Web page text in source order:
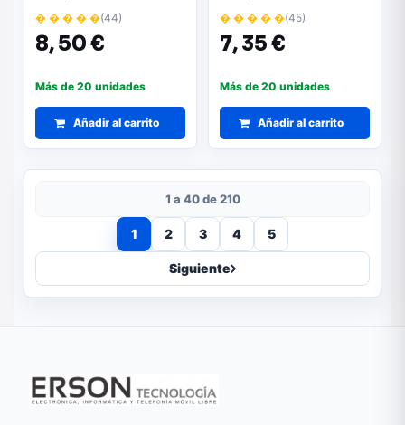
� � � � �(44)
8,50 €
Más de 20 unidades
Añadir al carrito
� � � � �(45)
7,35 €
Más de 20 unidades
Añadir al carrito
1 a 40 de 210
1 2 3 4 5
Siguiente